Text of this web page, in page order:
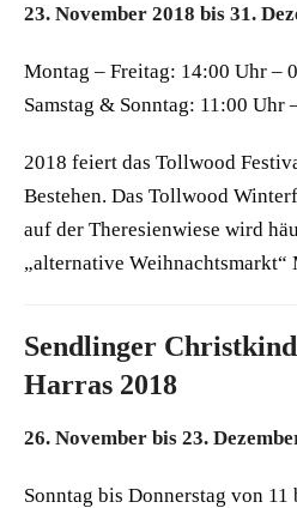
23. November 2018 bis 31.
Montag – Freitag: 14:00 Uhr –
Samstag & Sonntag: 11:00 Uhr
2018 feiert das Tollwood
Bestehen. Das Tollwood
auf der Theresienwiese wird
„alternative Weihnachtsmarkt“
Sendlinger
Harras 2018
26. November bis 23.
Sonntag bis Donnerstag von